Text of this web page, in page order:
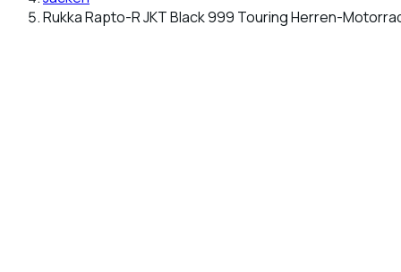
Rukka Rapto-R JKT Black 999 Touring Herren-